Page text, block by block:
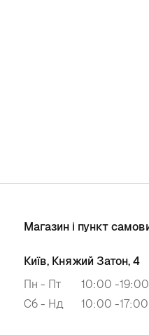
Магазин і пункт
Київ, Княжий Затон, 4
Пн - Пт
10:00 -19:00
Сб - Нд
10:00 -17:00